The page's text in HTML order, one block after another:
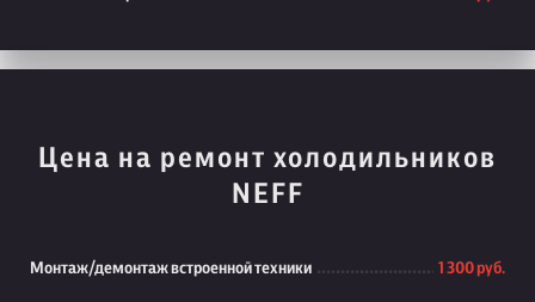
Цена на ремонт холодильников
NEFF
Монтаж/демонтаж встроенной техники 1 300 руб.